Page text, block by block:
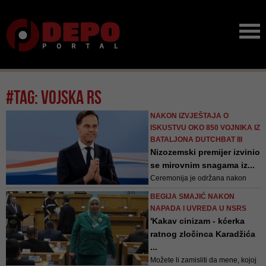
#tag: vojska rs
NAKON IZVJEŠTAJA O
ISKUSTVU OKO 850 VOJNIKA IZ
BATALJONA DUTCHBAT III
Nizozemski premijer izvinio
se mirovnim snagama iz...
Ceremonija je održana nakon
izvještaja objavljenog prošle
bataljona
BEGIJA SMAJIĆ NAKON
NAPADA I UVREDA U NSRS
'Kakav cinizam - kćerka
ratnog zločinca Karadžića
...
Možete li zamisliti da mene, kojoj